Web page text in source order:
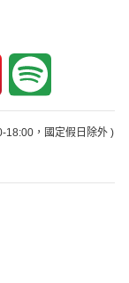
18:00，國定假日除外 )